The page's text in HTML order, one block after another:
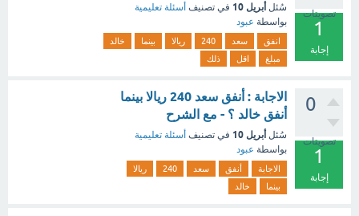
تصويتات
1
إجابة
سُئل أبريل 10 في تصنيف أسئلة تعليمية
بواسطة عبود
انفق سعد 240 ريالا بينما
خالد
مبلغ
اقل ذلك
0
تصويتات
1
إجابة
الاجابة : أنفق سعد 240 ريالا بينما
أنفق خالد ؟ - مع الشرح
سُئل أبريل 10 في تصنيف أسئلة تعليمية
بواسطة عبود
الاجابة أنفق سعد 240
ريالا
بينما
خالد